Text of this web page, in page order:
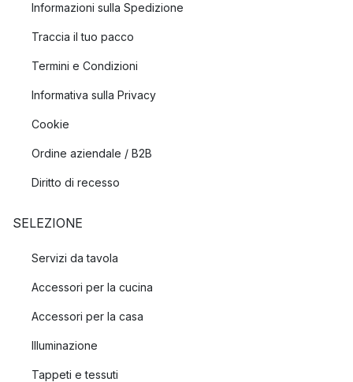
Informazioni sulla Spedizione
Traccia il tuo pacco
Termini e Condizioni
Informativa sulla Privacy
Cookie
Ordine aziendale / B2B
Diritto di recesso
SELEZIONE
Servizi da tavola
Accessori per la cucina
Accessori per la casa
Illuminazione
Tappeti e tessuti